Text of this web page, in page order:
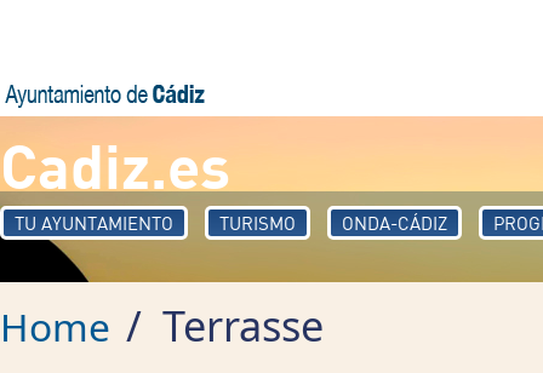
Cadiz.es
TU AYUNTAMIENTO TURISMO ONDA-CÁDIZ
Home / Terrasse